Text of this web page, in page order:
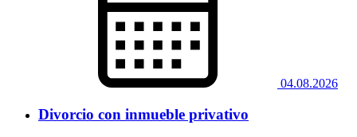
04.08.2026
Divorcio con inmueble privativo